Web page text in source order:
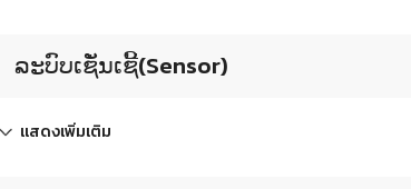
ລະບົບເຊັ່ນເຊີ້(Sensor)
แสดงเพิ่มเติม